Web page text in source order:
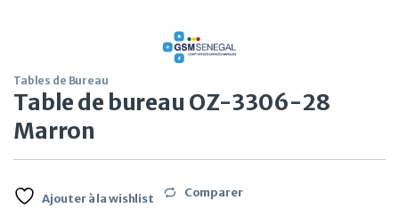
Tables de Bureau
Table de bureau OZ-3306-28
Marron
Ajouter à la wishlist Comparer